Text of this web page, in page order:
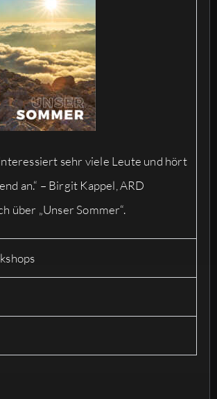
sehr viele Leute und hört
an.“ – Birgit Kappel, ARD
über „Unser Sommer“.